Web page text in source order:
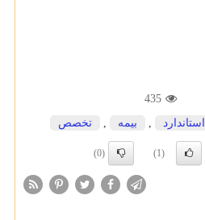
435
استاندارد بیمه تخصص
(1)
(0)